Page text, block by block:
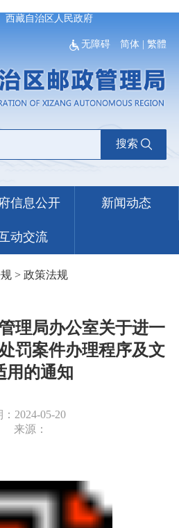
西藏自治区人民政府
无障碍 简体 |繁體
搜索
信息公开 新闻动态
动交流
> 政策法规
理局办公室关于进一
罚案件办理程序及文
用的通知
：2024-05-20
来源：